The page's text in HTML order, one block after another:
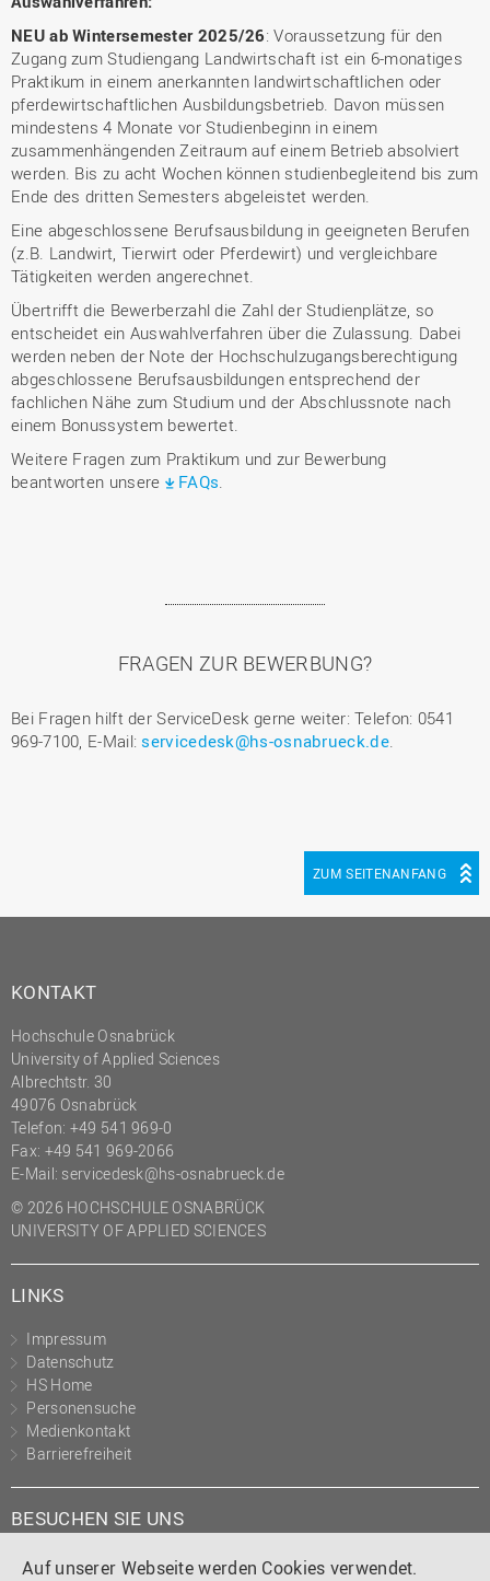
Auf unserer Webseite werden Cookies verwendet.
NEU ab Wintersemester 2025/26: Voraussetzung für den
Zugang zum Studiengang Landwirtschaft ist ein 6-monatiges
Praktikum in einem anerkannten landwirtschaftlichen oder
pferdewirtschaftlichen Ausbildungsbetrieb. Davon müssen
mindestens 4 Monate vor Studienbeginn in einem
zusammenhängenden Zeitraum auf einem Betrieb absolviert
werden. Bis zu acht Wochen können studienbegleitend bis zum
Ende des dritten Semesters abgeleistet werden.
Eine abgeschlossene Berufsausbildung in geeigneten Berufen
(z.B. Landwirt, Tierwirt oder Pferdewirt) und vergleichbare
Tätigkeiten werden angerechnet.
Übertrifft die Bewerberzahl die Zahl der Studienplätze, so
entscheidet ein Auswahlverfahren über die Zulassung. Dabei
werden neben der Note der Hochschulzugangsberechtigung
abgeschlossene Berufsausbildungen entsprechend der
fachlichen Nähe zum Studium und der Abschlussnote nach
einem Bonussystem bewertet.
Weitere Fragen zum Praktikum und zur Bewerbung
beantworten unsere
FAQs.
FRAGEN ZUR BEWERBUNG?
Bei Fragen hilft der ServiceDesk gerne weiter: Telefon: 0541
969-7100, E-Mail:servicedesk@hs-osnabrueck.de.
ZUM SEITENANFANG
KONTAKT
Hochschule Osnabrück
University of Applied Sciences
Albrechtstr. 30
49076 Osnabrück
Telefon: +49 541 969-0
Fax: +49 541 969-2066
E-Mail: servicedesk@hs-osnabrueck.de
© 2026 HOCHSCHULE OSNABRÜCK
UNIVERSITY OF APPLIED SCIENCES
LINKS
Impressum
Datenschutz
HS Home
Personensuche
Medienkontakt
Barrierefreiheit
BESUCHEN SIE UNS
Instagram
TiktokLinkedIn
YouTube
Facebook